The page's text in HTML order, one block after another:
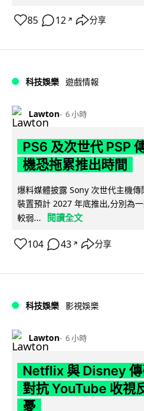
85 12 ↗ 分享
科技娛樂 遊戲情報
Lawton 6 小時
PS6 及次世代 PSP
機恐拖累推出時間
爆料媒體披露 Sony 次世代主機傳
裝置預計 2027 年底推出,分別為
較弱...
閱讀全文
104 43 ↗ 分享
科技娛樂 影視娛樂
Lawton 6 小時
Netflix 與 Disney
對抗 YouTube 收視
憂